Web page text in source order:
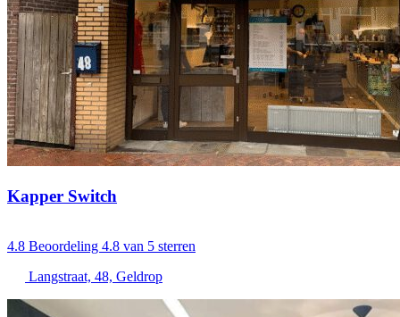
Kapper Switch
4.8 Beoordeling 4.8 van 5 sterren
Langstraat, 48, Geldrop